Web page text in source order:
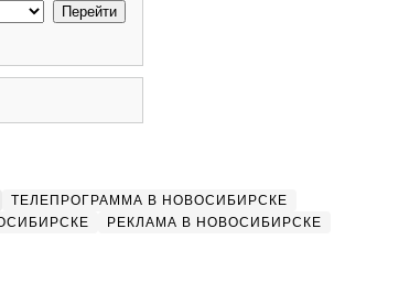
ТЕЛЕПРОГРАММА В НОВОСИБИРСКЕ
РЕКЛАМА В НОВОСИБИРСКЕ